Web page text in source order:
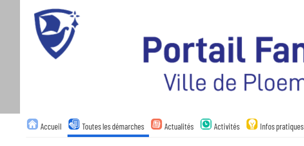
Accueil Toutes les démarches Actualités Activités Infos pratiques